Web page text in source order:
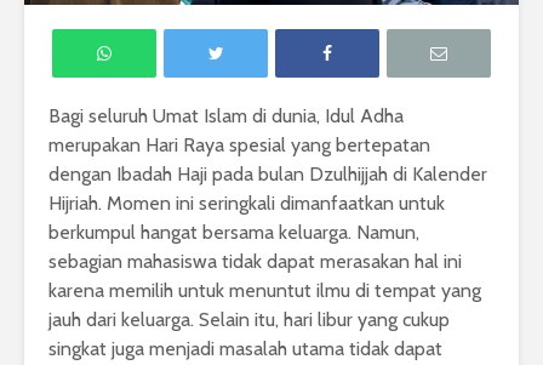
Bagi seluruh Umat Islam di dunia, Idul Adha
merupakan Hari Raya spesial yang bertepatan
dengan Ibadah Haji pada bulan Dzulhijjah di Kalender
Hijriah. Momen ini seringkali dimanfaatkan untuk
berkumpul hangat bersama keluarga. Namun,
sebagian mahasiswa tidak dapat merasakan hal ini
karena memilih untuk menuntut ilmu di tempat yang
jauh dari keluarga. Selain itu, hari libur yang cukup
singkat juga menjadi masalah utama tidak dapat